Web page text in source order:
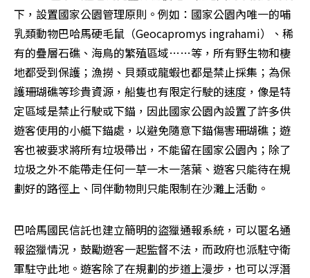
下，設置國家公園管理原則。例如：國家公園內唯一的哺
乳類動物巴哈馬硬毛鼠（Geocapromys ingrahami）、稀
有的疊層石礁、海鳥的繁殖區域……等，所有野生物和棲
地都受到保護；漁撈、貝類或龍蝦也都是禁止採集；為保
護珊瑚礁等珍貴資源，船隻也有限定行駛的速度，像是特
定區域是禁止行駛或下錨，因此國家公園內設置了許多供
遊客使用的小艇下錨處，以避免隨意下錨傷害珊瑚礁；遊
客也被要求將所有垃圾帶出，不能留在國家公園內；除了
垃圾之外不能帶走任何一草一木一落葉、遊客只能待在規
劃好的路徑上、同伴動物則只能限制在沙灘上活動。
巴哈馬國民信託也建立簡明的盜獵通報系統，可以匿名通
報盜獵情況，鼓勵遊客一起監督不法，而政府也派駐守衛
軍駐守此地。遊客除了在規劃的步道上漫步，也可以浮潛